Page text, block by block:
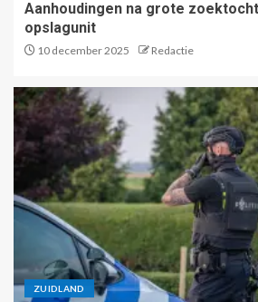
Aanhoudingen na grote
opslagunit
10 december 2025 Redactie
ZUIDLAND